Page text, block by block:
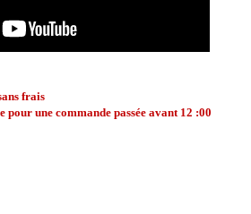
frais
une commande passée avant 12 :00